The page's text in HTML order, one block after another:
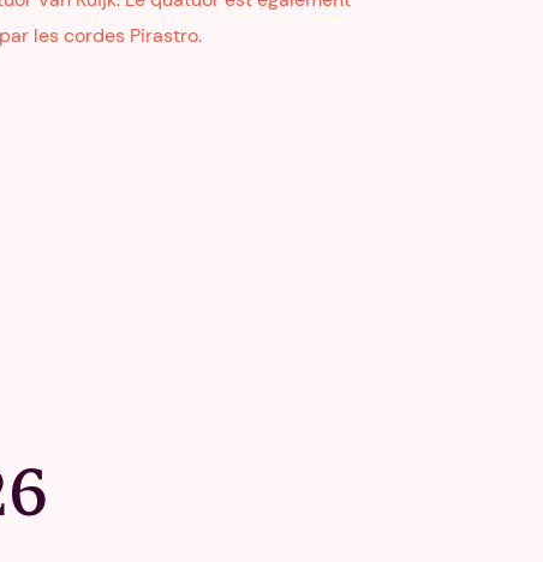
les cordes Pirastro.